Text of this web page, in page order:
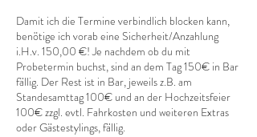
Damit ich die Termine verbindlich blocken kann,
benötige ich vorab eine Sicherheit/Anzahlung
i.H.v. 150,00 €! Je nachdem ob du mit
Probetermin buchst, sind an dem Tag 150€ in Bar
fällig. Der Rest ist in Bar, jeweils z.B. am
Standesamttag 100€ und an der Hochzeitsfeier
100€ zzgl. evtl. Fahrkosten und weiteren Extras
oder Gästestylings, fällig.